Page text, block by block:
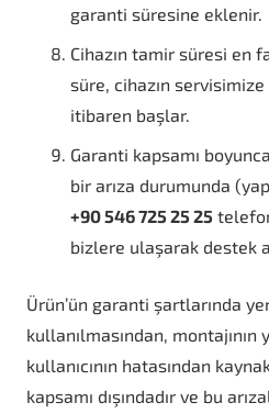
garanti süresine eklenir.
Cihazın tamir süresi en
süre, cihazın
itibaren başlar.
Garanti kapsamı
bir arıza durumunda
+90 546 725 25 25
bizlere ulaşarak destek
Ürün’ün garanti şartlarında
kullanılmasından, montajının
kullanıcının hatasından
kapsamı dışındadır ve bu